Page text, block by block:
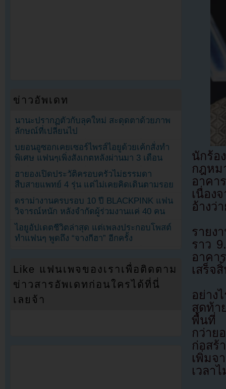
นักร้อ
กฎหม
อาคา
เนื่อง
อ้างว่
รายง
ราว
อาคา
เสร็จ
อย่าง
สุดท้า
พื้นที่
กว่าย
ก่อสร้
เพิ่มจ
เวลา
ข่าวอัพเดท
นานะปรากฏตัวกับลุคใหม่ สะดุดตาด้วยภาพ
ลักษณ์ที่เปลี่ยนไป
บยอนอูซอกเคยเซอร์ไพรส์ไอยูด้วยเค้กสั่งทำ
พิเศษ แฟนๆเพิ่งสังเกตหลังผ่านมา 3 เดือน
ฮายองเปิดประวัติครอบครัวไม่ธรรมดา
สืบสายแพทย์ 4 รุ่น แต่ไม่เคยคิดเดินตามรอย
ดราม่างานครบรอบ 10 ปี BLACKPINK แฟน
วิจารณ์หนัก หลังจำกัดผู้ร่วมงานแค่ 40 คน
ไอยูอัปเดตชีวิตล่าสุด แต่เพลงประกอบโพสต์
ทำแฟนๆ พูดถึง “จางกีฮา” อีกครั้ง
Like แฟนเพจของเราเพื่อติดตาม
ข่าวสารอัพเดทก่อนใครได้ที่นี่
เลยจ้า